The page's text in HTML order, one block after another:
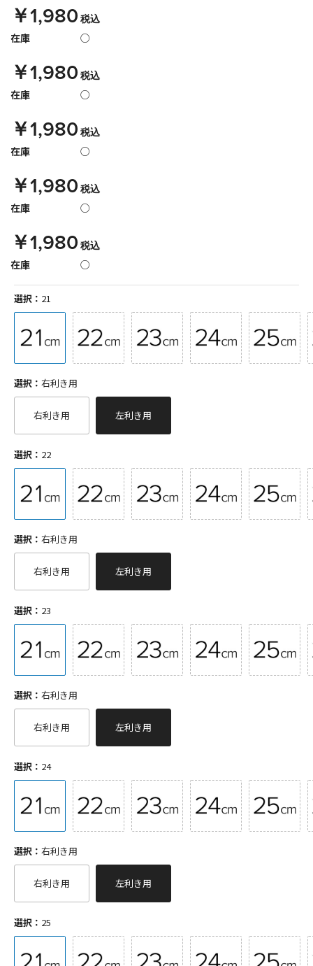
￥1,980税込
在庫 ○
￥1,980税込
在庫 ○
￥1,980税込
在庫 ○
￥1,980税込
在庫 ○
￥1,980税込
在庫 ○
選択： 21
選択： 右利き用
右利き用 左利き用
選択： 22
選択： 右利き用
右利き用 左利き用
選択： 23
選択： 右利き用
右利き用 左利き用
選択： 24
選択： 右利き用
右利き用 左利き用
選択： 25